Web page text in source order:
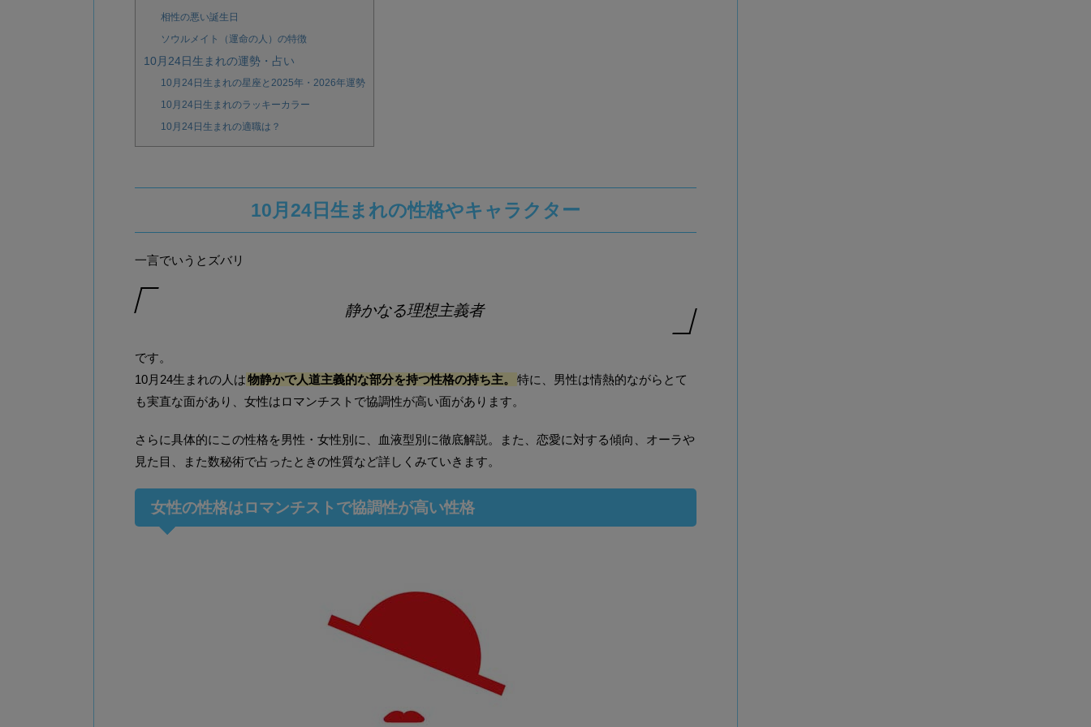
相性の悪い誕生日
ソウルメイト（運命の人）の特徴
10月24日生まれの運勢・占い
10月24日生まれの星座と2025年・2026年運勢
10月24日生まれのラッキーカラー
10月24日生まれの適職は？
10月24日生まれの性格やキャラクター
一言でいうとズバリ
静かなる理想主義者
です。
10月24生まれの人は物静かで人道主義的な部分を持つ性格の持ち主。
特に、男性は情熱的ながらとて
も実直な面があり、女性はロマンチストで協調性が高い面があります。
さらに具体的にこの性格を男性・女性別に、血液型別に徹底解説。また、恋愛に対する傾向、オーラや
見た目、また数秘術で占ったときの性質など詳しくみていきます。
女性の性格はロマンチストで協調性が高い性格